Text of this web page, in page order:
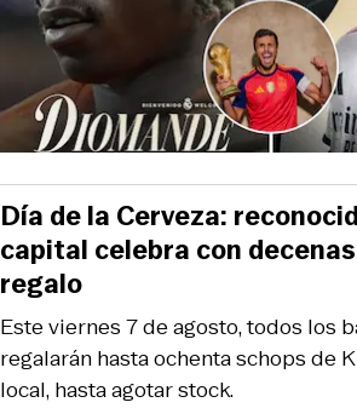
Este viernes 7 de agosto, todos los
regalarán hasta ochenta schops de
local, hasta agotar stock.
Día de la Cerveza:
capital celebra con
regalo